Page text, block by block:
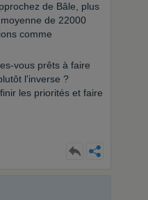
de Bâle, plus
de 22000
comme
vous prêts à faire
l'inverse ?
les priorités et faire